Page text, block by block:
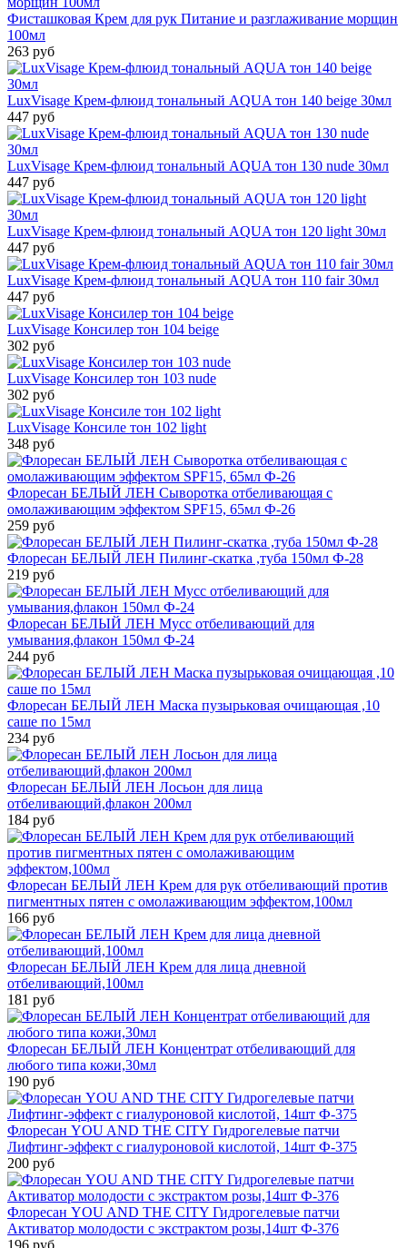
Фисташковая Крем для рук Питание и разглаживание морщин
100мл
263 руб
LuxVisage Крем-флюид тональный AQUA тон 140 beige 30мл
447 руб
LuxVisage Крем-флюид тональный AQUA тон 130 nude 30мл
447 руб
LuxVisage Крем-флюид тональный AQUA тон 120 light 30мл
447 руб
LuxVisage Крем-флюид тональный AQUA тон 110 fair 30мл
447 руб
LuxVisage Консилер тон 104 beige
302 руб
LuxVisage Консилер тон 103 nude
302 руб
LuxVisage Консиле тон 102 light
348 руб
Флоресан БЕЛЫЙ ЛЕН Сыворотка отбеливающая с
омолаживающим эффектом SPF15, 65мл Ф-26
259 руб
Флоресан БЕЛЫЙ ЛЕН Пилинг-скатка ,туба 150мл Ф-28
219 руб
Флоресан БЕЛЫЙ ЛЕН Мусс отбеливающий для
умывания,флакон 150мл Ф-24
244 руб
Флоресан БЕЛЫЙ ЛЕН Маска пузырьковая очищающая ,10
саше по 15мл
234 руб
Флоресан БЕЛЫЙ ЛЕН Лосьон для лица
отбеливающий,флакон 200мл
184 руб
Флоресан БЕЛЫЙ ЛЕН Крем для рук отбеливающий против
пигментных пятен с омолаживающим эффектом,100мл
166 руб
Флоресан БЕЛЫЙ ЛЕН Крем для лица дневной
отбеливающий,100мл
181 руб
Флоресан БЕЛЫЙ ЛЕН Концентрат отбеливающий для
любого типа кожи,30мл
190 руб
Флоресан YOU AND THE CITY Гидрогелевые патчи
Лифтинг-эффект с гиалуроновой кислотой, 14шт Ф-375
200 руб
Флоресан YOU AND THE CITY Гидрогелевые патчи
Активатор молодости с экстрактом розы,14шт Ф-376
196 руб